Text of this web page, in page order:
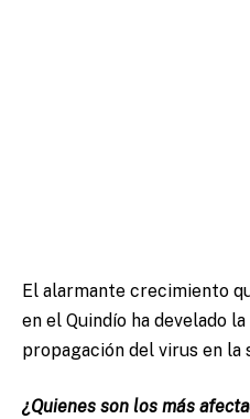
El alarmante crecimiento
en el Quindío ha develado
propagación del virus en la
¿Quienes son los más